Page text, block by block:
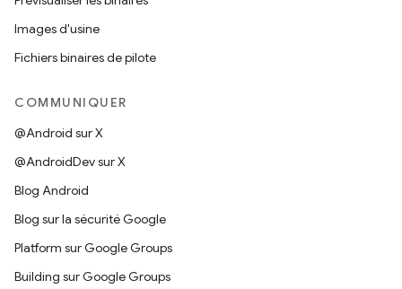
Images d'usine
Fichiers binaires de pilote
COMMUNIQUER
@Android sur X
@AndroidDev sur X
Blog Android
Blog sur la sécurité Google
Platform sur Google Groups
Building sur Google Groups